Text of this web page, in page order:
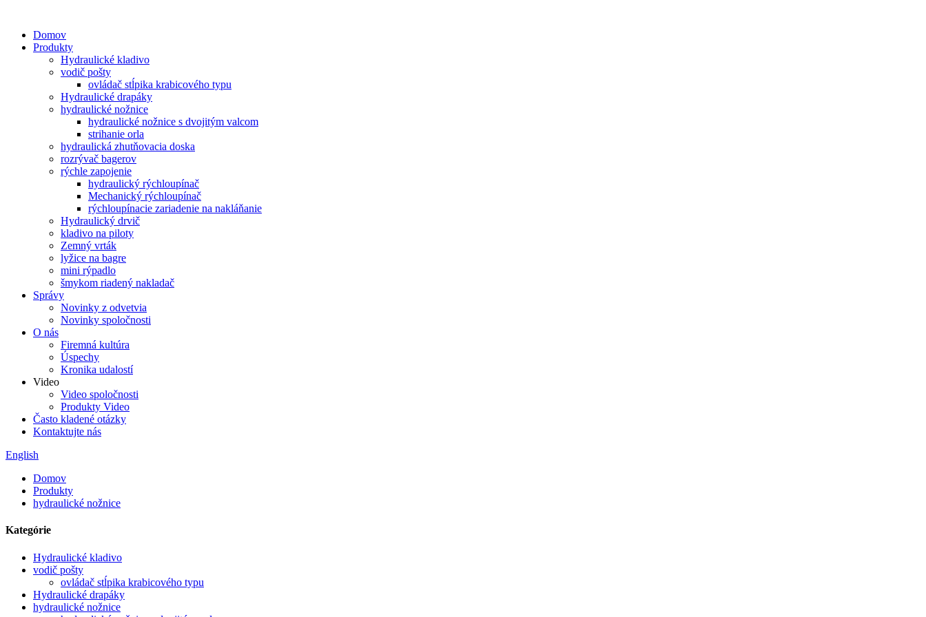
Domov
Produkty
Hydraulické kladivo
vodič pošty
ovládač stĺpika krabicového typu
Hydraulické drapáky
hydraulické nožnice
hydraulické nožnice s dvojitým valcom
strihanie orla
hydraulická zhutňovacia doska
rozrývač bagerov
rýchle zapojenie
hydraulický rýchloupínač
Mechanický rýchloupínač
rýchloupínacie zariadenie na nakláňanie
Hydraulický drvič
kladivo na piloty
Zemný vrták
lyžice na bagre
mini rýpadlo
šmykom riadený nakladač
Správy
Novinky z odvetvia
Novinky spoločnosti
O nás
Firemná kultúra
Úspechy
Kronika udalostí
Video
Video spoločnosti
Produkty Video
Často kladené otázky
Kontaktujte nás
English
Domov
Produkty
hydraulické nožnice
Kategórie
Hydraulické kladivo
vodič pošty
ovládač stĺpika krabicového typu
Hydraulické drapáky
hydraulické nožnice